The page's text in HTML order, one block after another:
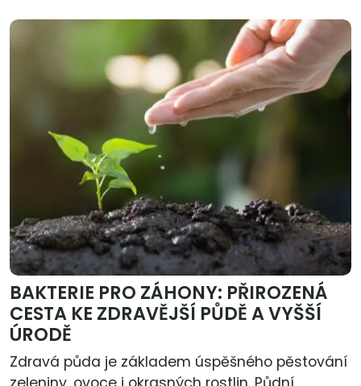
BAKTERIE PRO ZÁHONY: PŘIROZENÁ
CESTA KE ZDRAVĚJŠÍ PŮDĚ A VYŠŠÍ
ÚRODĚ
Zdravá půda je základem úspěšného pěstování